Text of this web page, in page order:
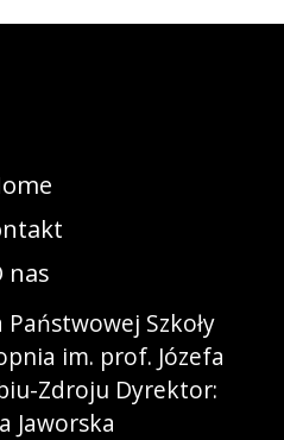
nas
Szkoły
im. prof. Józefa
Zdroju Dyrektor:
Jaworska